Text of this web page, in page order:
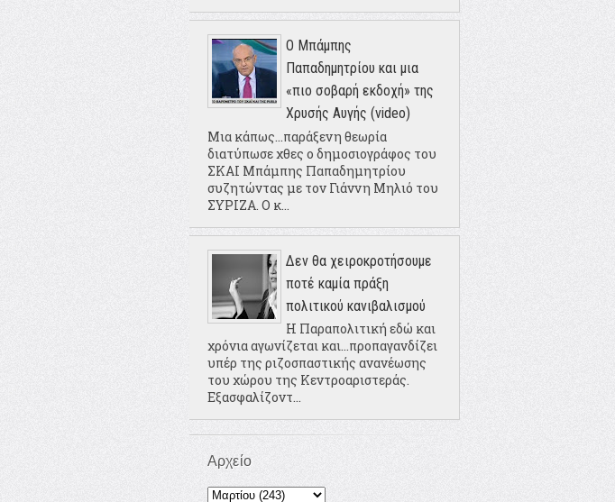
Ο Μπάμπης
Παπαδημητρίου και μια
«πιο σοβαρή εκδοχή» της
Χρυσής Αυγής (video)
Μια κάπως...παράξενη θεωρία
διατύπωσε χθες ο δημοσιογράφος του
ΣΚΑΙ Μπάμπης Παπαδημητρίου
συζητώντας με τον Γιάννη Μηλιό του
ΣΥΡΙΖΑ. Ο κ...
Δεν θα χειροκροτήσουμε
ποτέ καμία πράξη
πολιτικού κανιβαλισμού
Η Παραπολιτική εδώ και
χρόνια αγωνίζεται και...προπαγανδίζει
υπέρ της ριζοσπαστικής ανανέωσης
του χώρου της Κεντροαριστεράς.
Εξασφαλίζοντ...
Αρχείο